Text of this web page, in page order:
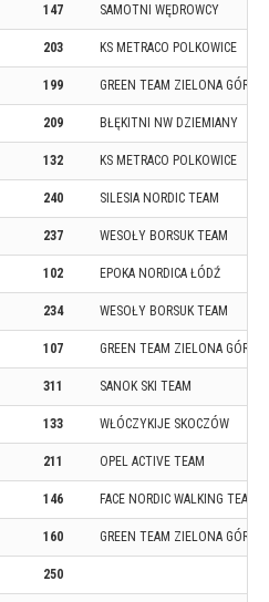
147 SAMOTNI WĘDROWCY
203 KS METRACO POLKOWICE
199 GREEN TEAM ZIELONA GÓRA
209 BŁĘKITNI NW DZIEMIANY
132 KS METRACO POLKOWICE
240 SILESIA NORDIC TEAM
237 WESOŁY BORSUK TEAM
102 EPOKA NORDICA ŁÓDŹ
234 WESOŁY BORSUK TEAM
107 GREEN TEAM ZIELONA GÓRA
311 SANOK SKI TEAM
133 WŁÓCZYKIJE SKOCZÓW
211 OPEL ACTIVE TEAM
146 FACE NORDIC WALKING TEAM
160 GREEN TEAM ZIELONA GÓRA
250